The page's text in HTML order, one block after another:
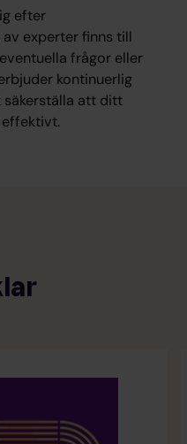
efter
experter finns till
frågor eller
kontinuerlig
att ditt